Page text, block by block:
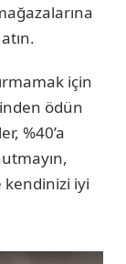
için
ödün
%40’a
iyi